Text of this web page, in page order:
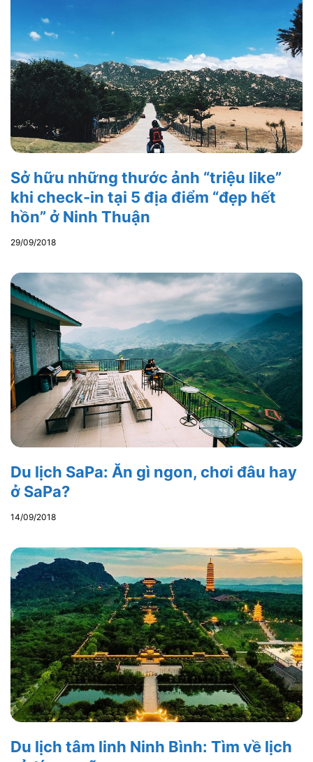
Sở hữu những thước ảnh “triệu like”
khi check-in tại 5 địa điểm “đẹp hết
hồn” ở Ninh Thuận
29/09/2018
Du lịch SaPa: Ăn gì ngon, chơi đâu hay
ở SaPa?
14/09/2018
Du lịch tâm linh Ninh Bình: Tìm về lịch